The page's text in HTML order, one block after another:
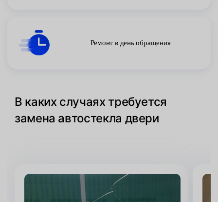
Ремонт в день обращения
В каких случаях требуется
замена автостекла двери